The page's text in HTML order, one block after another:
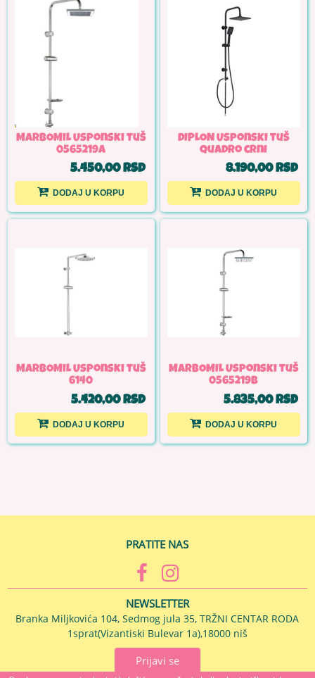
MARBOMIL Usponski tuš
0565219A
5.450,00 RSD
DODAJ U KORPU
DIPLON Usponski tuš
quadro crni
8.190,00 RSD
DODAJ U KORPU
MARBOMIL Usponski tuš
6140
5.420,00 RSD
DODAJ U KORPU
MARBOMIL Usponski tuš
0565219B
5.835,00 RSD
DODAJ U KORPU
PRATITE NAS
NEWSLETTER
Branka Miljkovića 104, Sedmog jula 35, TRŽNI CENTAR RODA
1sprat(Vizantiski Bulevar 1a),18000 niš
Prijavi se